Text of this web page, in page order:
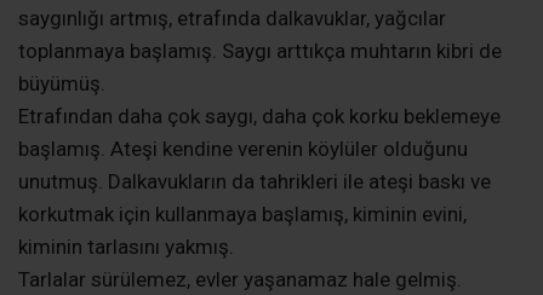
saygınlığı artmış, etrafında dalkavuklar, yağcılar
toplanmaya başlamış. Saygı arttıkça muhtarın kibri de
büyümüş.
Etrafından daha çok saygı, daha çok korku beklemeye
başlamış. Ateşi kendine verenin köylüler olduğunu
unutmuş. Dalkavukların da tahrikleri ile ateşi baskı ve
korkutmak için kullanmaya başlamış, kiminin evini,
kiminin tarlasını yakmış.
Tarlalar sürülemez, evler yaşanamaz hale gelmiş.